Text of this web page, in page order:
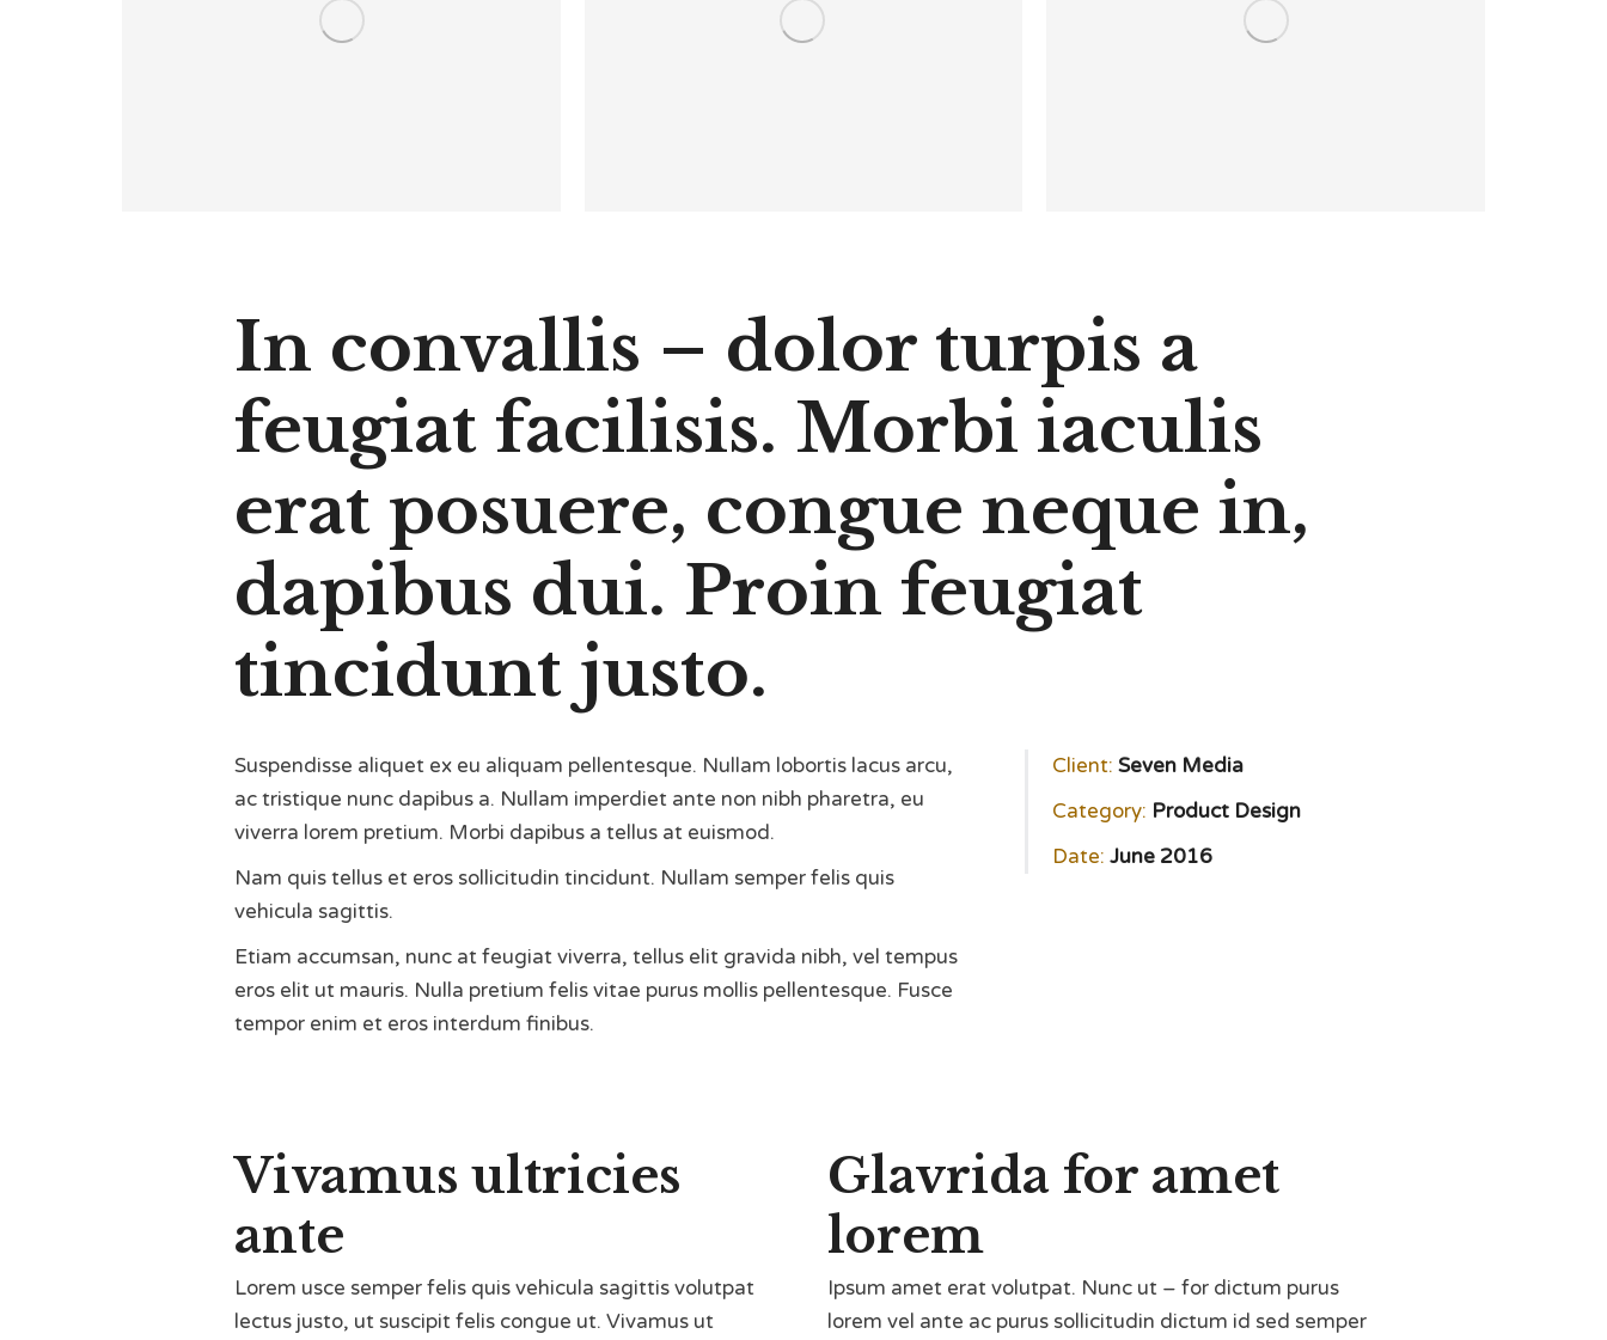
In convallis – dolor turpis a
feugiat facilisis. Morbi iaculis
erat posuere, congue neque in,
dapibus dui. Proin feugiat
tincidunt justo.
Suspendisse aliquet ex eu aliquam pellentesque. Nullam lobortis lacus arcu,
ac tristique nunc dapibus a. Nullam imperdiet ante non nibh pharetra, eu
viverra lorem pretium. Morbi dapibus a tellus at euismod.
Nam quis tellus et eros sollicitudin tincidunt. Nullam semper felis quis
vehicula sagittis.
Etiam accumsan, nunc at feugiat viverra, tellus elit gravida nibh, vel tempus
eros elit ut mauris. Nulla pretium felis vitae purus mollis pellentesque. Fusce
tempor enim et eros interdum finibus.
Client: Seven Media
Category: Product Design
Date: June 2016
Vivamus ultricies
ante
Lorem usce semper felis quis vehicula sagittis volutpat
lectus justo, ut suscipit felis congue ut. Vivamus ut
Glavrida for amet
lorem
Ipsum amet erat volutpat. Nunc ut – for dictum purus
lorem vel ante ac purus sollicitudin dictum id sed semper